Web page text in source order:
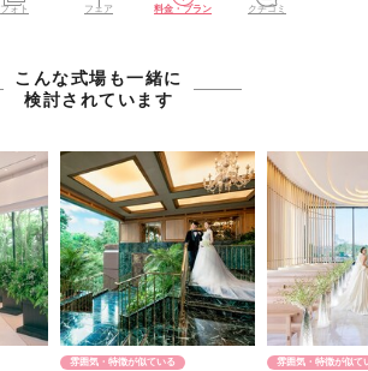
フォト フェア 料金・プラン クチコミ
こんな式場も一緒に
検討されています
雰囲気・特徴が似ている 雰囲気・特徴が似て